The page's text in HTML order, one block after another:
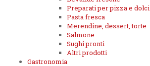
Preparati per pizza e dolci
Pasta fresca
Merendine, dessert, torte
Salmone
Sughi pronti
Altri prodotti
Gastronomia